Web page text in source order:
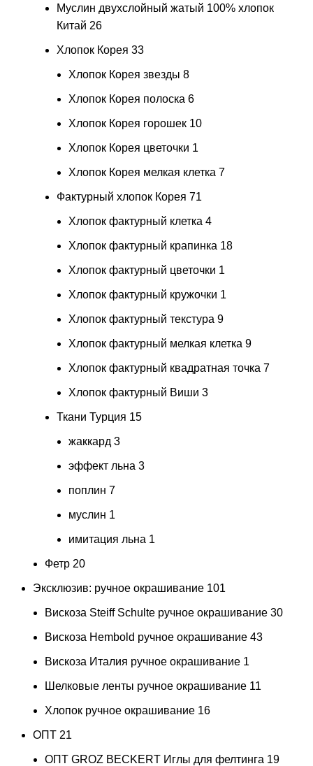
Муслин двухслойный жатый 100% хлопок
Китай 26
Хлопок Корея 33
Хлопок Корея звезды 8
Хлопок Корея полоска 6
Хлопок Корея горошек 10
Хлопок Корея цветочки 1
Хлопок Корея мелкая клетка 7
Фактурный хлопок Корея 71
Хлопок фактурный клетка 4
Хлопок фактурный крапинка 18
Хлопок фактурный цветочки 1
Хлопок фактурный кружочки 1
Хлопок фактурный текстура 9
Хлопок фактурный мелкая клетка 9
Хлопок фактурный квадратная точка 7
Хлопок фактурный Виши 3
Ткани Турция 15
жаккард 3
эффект льна 3
поплин 7
муслин 1
имитация льна 1
Фетр 20
Эксклюзив: ручное окрашивание 101
Вискоза Steiff Schulte ручное окрашивание 30
Вискоза Hembold ручное окрашивание 43
Вискоза Италия ручное окрашивание 1
Шелковые ленты ручное окрашивание 11
Хлопок ручное окрашивание 16
ОПТ 21
ОПТ GROZ BECKERT Иглы для фелтинга 19